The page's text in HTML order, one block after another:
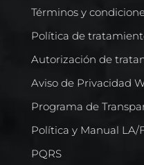
Términos y
Política de
Autorización de
Aviso de Privacidad
Programa de
Política y Manual LA/
PQRS